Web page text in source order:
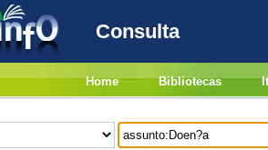
Consulta
Home Bibliotecas